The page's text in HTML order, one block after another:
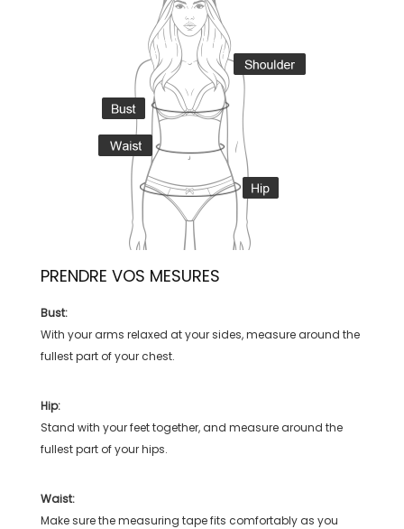
PRENDRE VOS MESURES
Bust:
With your arms relaxed at your sides, measure around the
fullest part of your chest.
Hip:
Stand with your feet together, and measure around the
fullest part of your hips.
Waist:
Make sure the measuring tape fits comfortably as you